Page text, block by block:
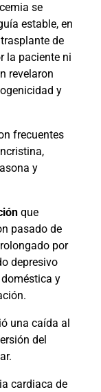
se
estable, en
de
la paciente ni
revelaron
y
frecuentes
y
que
pasado de
por
depresivo
y
una caída al
del
cardiaca de